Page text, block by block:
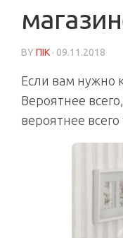
BY ПІК · 09.11.2018
Если вам нужно
Вероятнее
вероятнее